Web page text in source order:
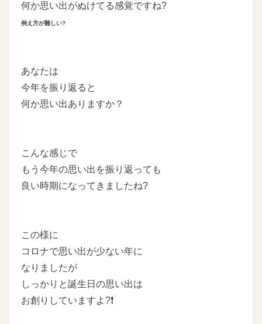
何か思い出がぬけてる感覚ですね?
例え方が難しい?
あなたは
今年を振り返ると
何か思い出ありますか？
こんな感じで
もう今年の思い出を振り返っても
良い時期になってきましたね?
この様に
コロナで思い出が少ない年に
なりましたが
しっかりと誕生日の思い出は
お創りしていますよ?❗